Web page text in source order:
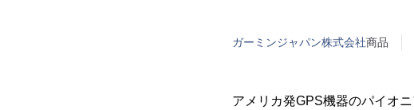
ガーミンジャパン株式会社商品
アメリカ発GPS機器のパイオ